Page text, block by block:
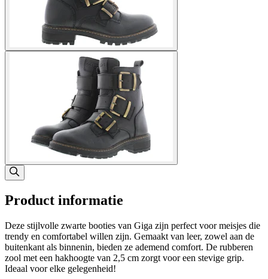
Product informatie
Deze stijlvolle zwarte booties van Giga zijn perfect voor meisjes die
trendy en comfortabel willen zijn. Gemaakt van leer, zowel aan de
buitenkant als binnenin, bieden ze ademend comfort. De rubberen
zool met een hakhoogte van 2,5 cm zorgt voor een stevige grip.
Ideaal voor elke gelegenheid!